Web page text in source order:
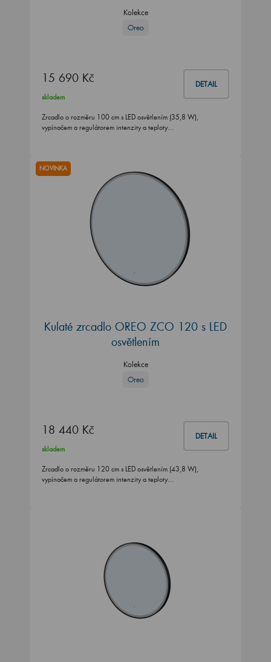
Kolekce
Oreo
15 690 Kč DETAIL
skladem
Zrcadlo o rozměru 100 cm s LED osvětlením (35,8 W),
vypínačem a regulátorem intenzity a teploty…
NOVINKA
Kulaté zrcadlo OREO ZCO 120 s LED
osvětlením
Kolekce
Oreo
18 440 Kč DETAIL
skladem
Zrcadlo o rozměru 120 cm s LED osvětlením (43,8 W),
vypínačem a regulátorem intenzity a teploty…